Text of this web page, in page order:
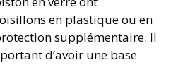
en plastique ou en
supplémentaire. Il
d’avoir une base